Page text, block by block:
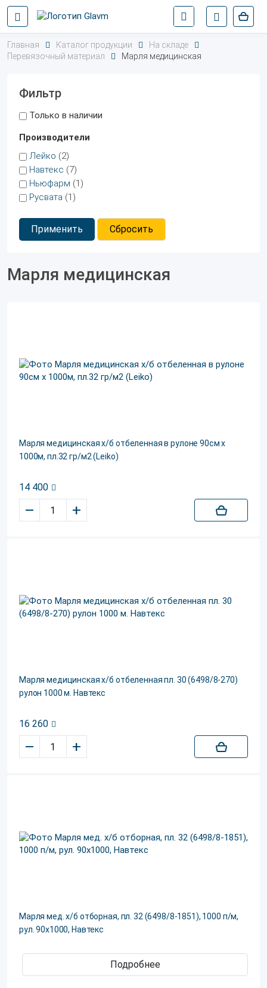
Главная Каталог продукции
На складе
Перевязочный материал
Марля медицинская
Фильтр
Только в наличии
Производители
Лейко (2)
Навтекс (7)
Ньюфарм (1)
Русвата (1)
Применить Сбросить
Марля медицинская
Марля медицинская х/б отбеленная в рулоне 90см х
1000м, пл.32 гр/м2 (Leiko)
14 400
– +
Марля медицинская х/б отбеленная пл. 30 (6498/8-270)
рулон 1000 м. Навтекс
16 260
– +
Марля мед. х/б отборная, пл. 32 (6498/8-1851), 1000 п/м,
рул. 90х1000, Навтекс
Подробнее